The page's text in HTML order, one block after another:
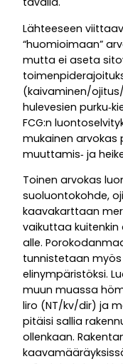
Lähteeseen
“huomioimaan”
mutta ei aseta
(kaivaminen/
hulevesien
FCG:n
mukainen arvokas
muuttamis‑ ja
Toinen arvokas
suoluontokohde,
kaavakarttaan
vaikuttaa
alle.
tunnistetaan myös
elinympäristöksi.
muun muassa
liro (NT/kv/dir) ja
pitäisi sallia
ollenkaan.